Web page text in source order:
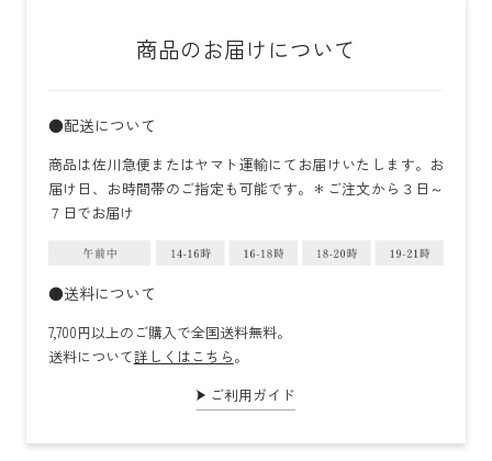
商品のお届けについて
●配送について
商品は佐川急便またはヤマト運輸にてお届けいたします。お
届け日、お時間帯のご指定も可能です。＊ご注文から３日～
７日でお届け
●送料について
7,700円以上のご購入で全国送料無料。
送料について詳しくはこちら。
ご利用ガイド